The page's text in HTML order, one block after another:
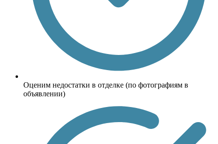
Оценим недостатки в отделке (по фотографиям в
объявлении)